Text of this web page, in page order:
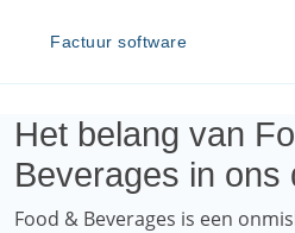
Factuur software
Het belang van
Beverages in ons
Food & Beverages is een